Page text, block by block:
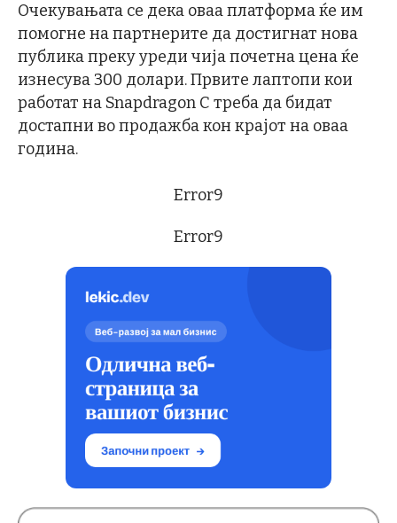
Очекувањата се дека оваа платформа ќе им
помогне на партнерите да достигнат нова
публика преку уреди чија почетна цена ќе
изнесува 300 долари. Првите лаптопи кои
работат на Snapdragon C треба да бидат
достапни во продажба кон крајот на оваа
година.
Error9
Error9